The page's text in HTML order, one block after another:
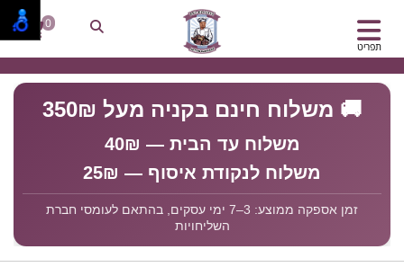
🚚 משלוח חינם בקניה מעל 350₪
משלוח עד הבית — 40₪
משלוח לנקודת איסוף — 25₪
זמן אספקה ממוצע: 3–7 ימי עסקים, בהתאם לעומסי חברת
השליחויות
תפריט
0